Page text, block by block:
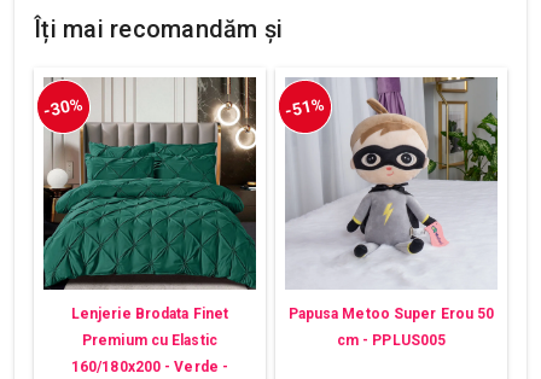
Îți mai recomandăm și
-30%
Lenjerie Brodata Finet
Premium cu Elastic
160/180x200 - Verde -
-51%
Papusa Metoo Super Erou 50
cm - PPLUS005